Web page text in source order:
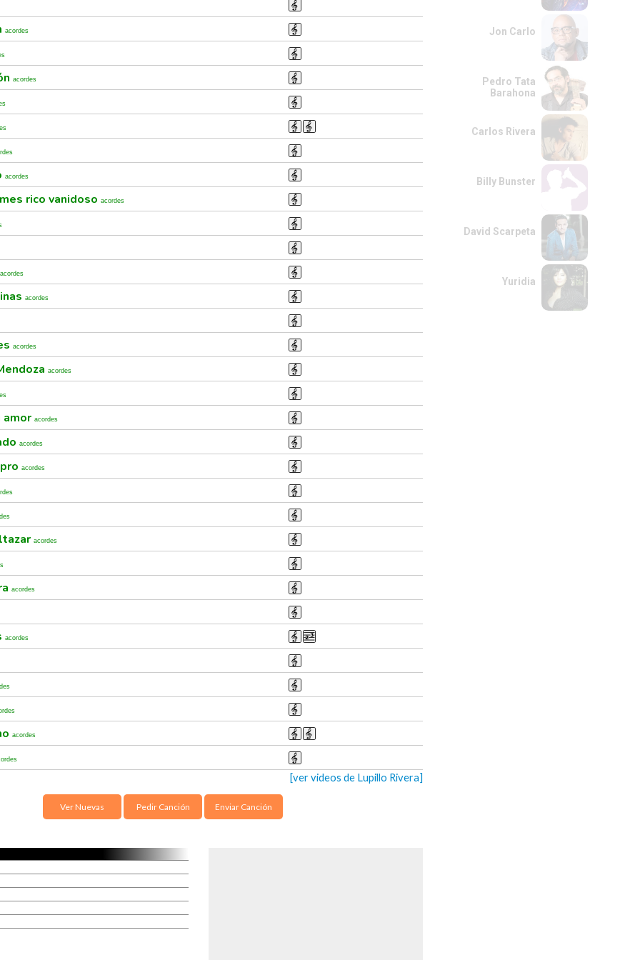
acordes
acordes
acordes
rico vanidoso acordes
acordes
acordes
acordes
acordes
amor acordes
acordes
acordes
acordes
acordes
acordes
acordes
[ver videos de Lupillo Rivera]
Ver Nuevas Pedir Canción Enviar Canción
Jon Carlo
Pedro Tata
Barahona
Carlos Rivera
Billy Bunster
David Scarpeta
Yuridia